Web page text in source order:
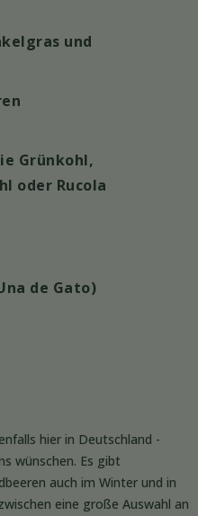
und
Grünkohl,
oder Rucola
de Gato)
hier in Deutschland -
wünschen. Es gibt
auch im Winter und in
eine große Auswahl an